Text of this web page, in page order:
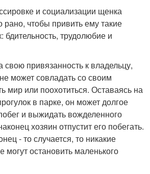
и социализации щенка
чтобы привить ему такие
бдительность, трудолюбие и
привязанность к владельцу,
может совладать со своим
мир или поохотиться. Оставаясь на
в парке, он может долгое
и выжидать вожделенного
хозяин отпустит его побегать.
- то случается, то никакие
могут остановить маленького